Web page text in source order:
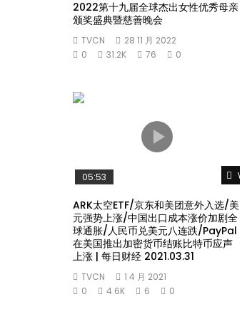
2022第十九届全球杰出女性优秀母亲
颁奖盛典暨慈善晚会
TVCN
28 11 月 2022
0
31.2K 76 0
05:53
ARK太空ETF/京东和美团意外入选/美
元强势上涨/中国出口成本涨价加剧全
球通胀/人民币兑美元八连跌/PayPal
在美国推出加密货币结账比特币应声
上涨 | 每日财经 2021.03.31
TVCN
1 4 月 2021
0
4.6K 6 0